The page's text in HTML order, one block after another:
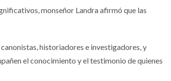
monseñor Landra afirmó que las
historiadores e investigadores, y
el conocimiento y el testimonio de quienes